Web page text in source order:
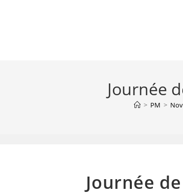
Journée
> PM > Nov
Journée